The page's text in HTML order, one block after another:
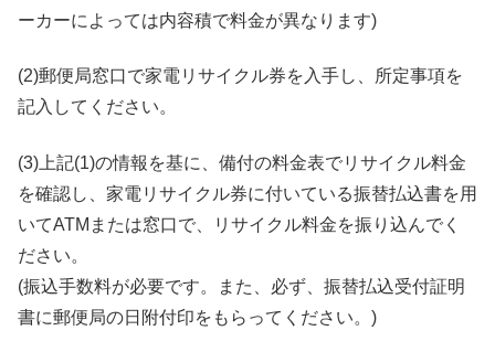
ーカーによっては内容積で料金が異なります)
(2)郵便局窓口で家電リサイクル券を入手し、所定事項を
記入してください。
(3)上記(1)の情報を基に、備付の料金表でリサイクル料金
を確認し、家電リサイクル券に付いている振替払込書を用
いてATMまたは窓口で、リサイクル料金を振り込んでく
ださい。
(振込手数料が必要です。また、必ず、振替払込受付証明
書に郵便局の日附付印をもらってください。)